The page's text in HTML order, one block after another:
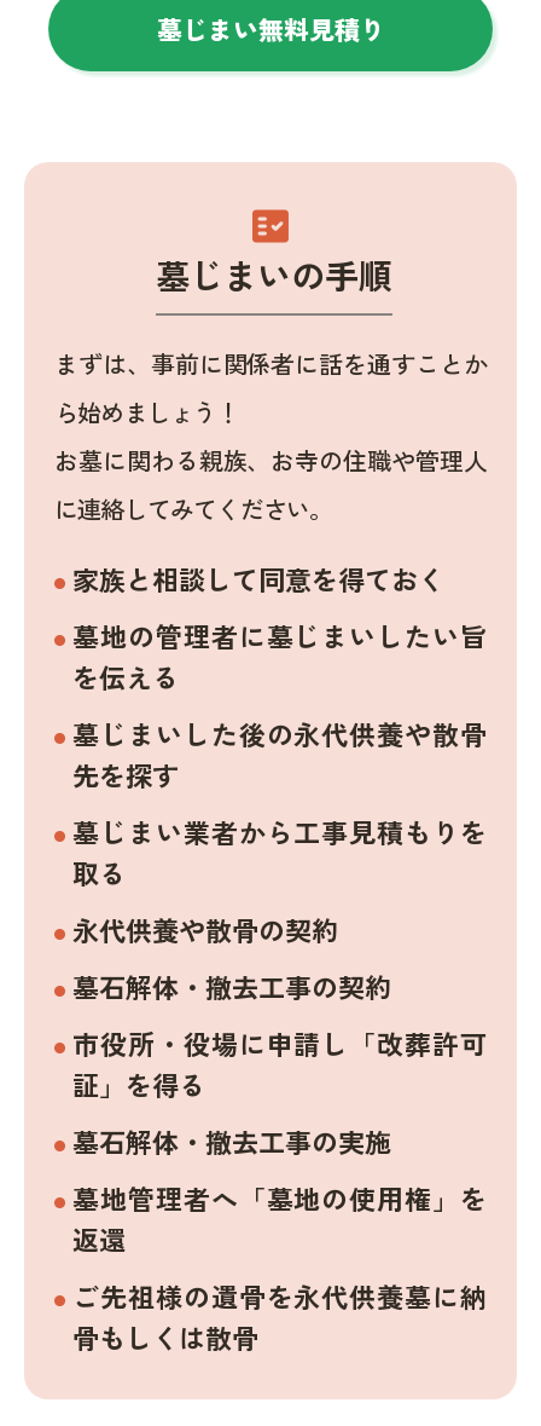
墓じまい無料見積り
fact_check
墓じまいの手順
まずは、事前に関係者に話を通すことか
ら始めましょう！
お墓に関わる親族、お寺の住職や管理人
に連絡してみてください。
家族と相談して同意を得ておく
墓地の管理者に墓じまいしたい旨
を伝える
墓じまいした後の永代供養や散骨
先を探す
墓じまい業者から工事見積もりを
取る
永代供養や散骨の契約
墓石解体・撤去工事の契約
市役所・役場に申請し「改葬許可
証」を得る
墓石解体・撤去工事の実施
墓地管理者へ「墓地の使用権」を
返還
ご先祖様の遺骨を永代供養墓に納
骨もしくは散骨